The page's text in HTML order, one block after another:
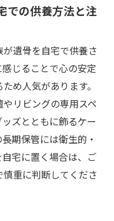
での供養方法と注
遺骨を自宅で供養さ
じることで心の安定
め人気があります。
リビングの専用スペ
ズとともに飾るケー
期保管には衛生的・
宅に置く場合は、ご
重に判断してくださ